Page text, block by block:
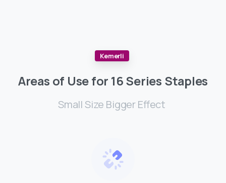
Kemerli
Areas of Usefor 16Series Staples
Small Size Bigger Effect